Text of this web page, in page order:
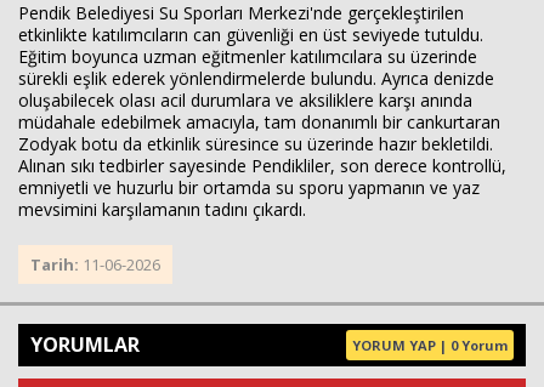
Pendik Belediyesi Su Sporları Merkezi'nde gerçekleştirilen
etkinlikte katılımcıların can güvenliği en üst seviyede tutuldu.
Eğitim boyunca uzman eğitmenler katılımcılara su üzerinde
sürekli eşlik ederek yönlendirmelerde bulundu. Ayrıca denizde
oluşabilecek olası acil durumlara ve aksiliklere karşı anında
müdahale edebilmek amacıyla, tam donanımlı bir cankurtaran
Zodyak botu da etkinlik süresince su üzerinde hazır bekletildi.
Alınan sıkı tedbirler sayesinde Pendikliler, son derece kontrollü,
emniyetli ve huzurlu bir ortamda su sporu yapmanın ve yaz
mevsimini karşılamanın tadını çıkardı.
Tarih: 11-06-2026
YORUMLAR YORUM YAP | 0 Yorum